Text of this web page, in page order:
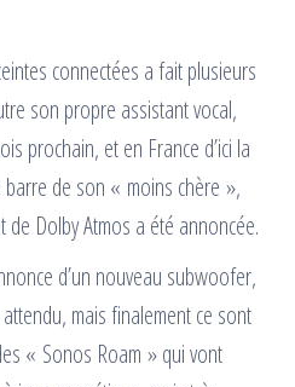
connectées a fait plusieurs
son propre assistant vocal,
prochain, et en France d’ici la
de son « moins chère »,
Dolby Atmos a été annoncée.
d’un nouveau subwoofer,
mais finalement ce sont
« Sonos Roam » qui vont